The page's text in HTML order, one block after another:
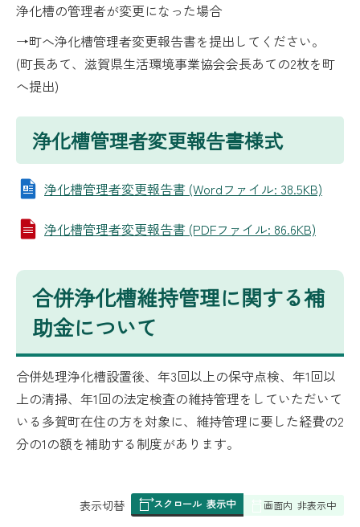
浄化槽の管理者が変更になった場合
→町へ浄化槽管理者変更報告書を提出してください。
(町長あて、滋賀県生活環境事業協会会長あての2枚を町
へ提出)
浄化槽管理者変更報告書様式
浄化槽管理者変更報告書 (Wordファイル: 38.5KB)
浄化槽管理者変更報告書 (PDFファイル: 86.6KB)
合併浄化槽維持管理に関する補
助金について
合併処理浄化槽設置後、年3回以上の保守点検、年1回以
上の清掃、年1回の法定検査の維持管理をしていただいて
いる多賀町在住の方を対象に、維持管理に要した経費の2
分の1の額を補助する制度があります。
表
表示切替 スクロール 表示中 画面内 非表示中